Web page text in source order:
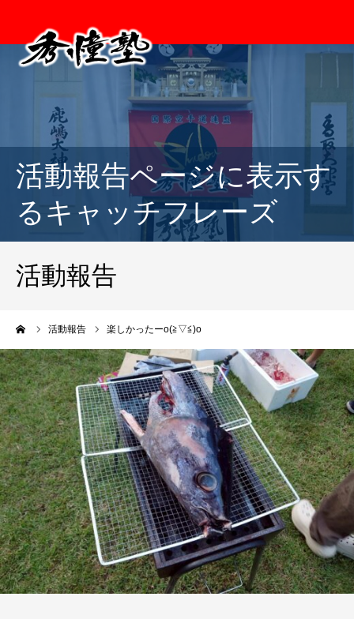
活動報告ページに表示す
るキャッチフレーズ
活動報告
活動報告 楽しかったーo(≧▽≦)o